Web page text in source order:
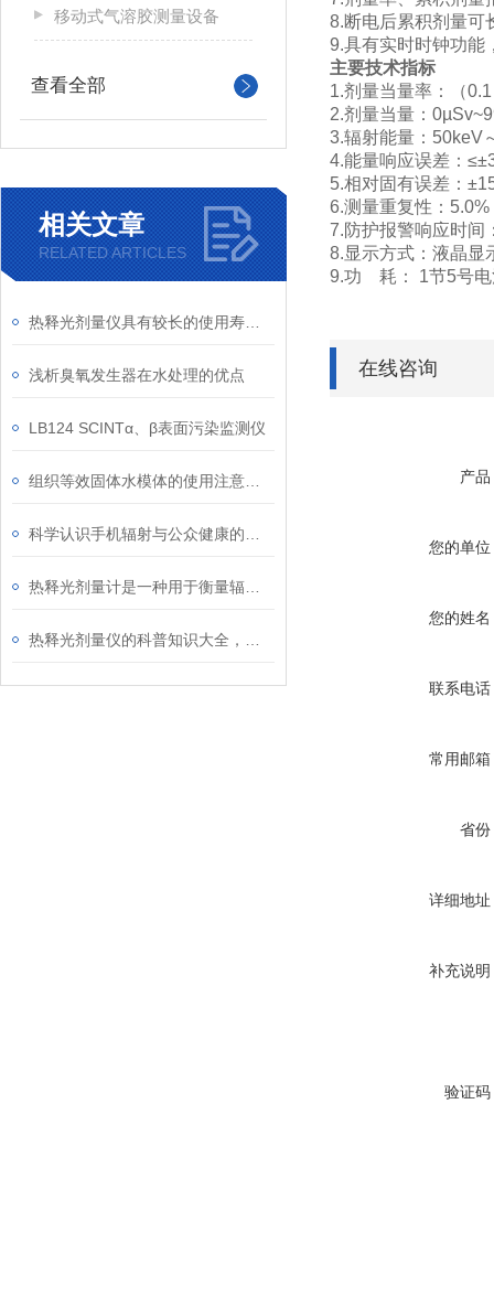
移动式气溶胶测量设备
查看全部
相关文章
RELATED ARTICLES
浅析臭氧发生器在水处理的优点
LB124 SCINTα、β表面污染监测仪
8.断电后累积剂量可
9.具有实时时钟功能
主要技术指标
1.剂量当量率：（
2.剂量当量：
3.辐射能量：50keV
4.能量响应误差：
5.相对固有误差：
6.测量重复性：
7.防护报警响应时间
8.显示方式：液晶
9.功 耗： 1节5号电
在线咨询
产品
您的单位
您的姓名
联系电话
常用邮箱
省份
详细地址
补充说明
验证码